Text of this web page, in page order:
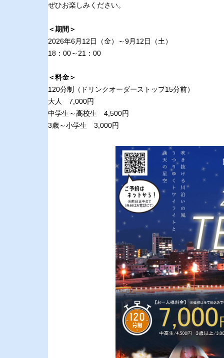
ぜひお楽しみください。
＜期間＞
2026年6月12日（金）～9月12日（土）
18：00～21：00
＜料金＞
120分制（ドリンクオーダーストップ15分前）
大人 7,000円
中学生～高校生 4,500円
3歳～小学生 3,000円